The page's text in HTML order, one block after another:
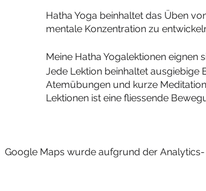
Hatha Yoga beinhaltet das Üben
mentale Konzentration zu
Meine Hatha Yogalektionen eignen
Jede Lektion beinhaltet ausgiebige
Atemübungen und kurze
Lektionen ist eine fliessende
Google Maps wurde aufgrund der